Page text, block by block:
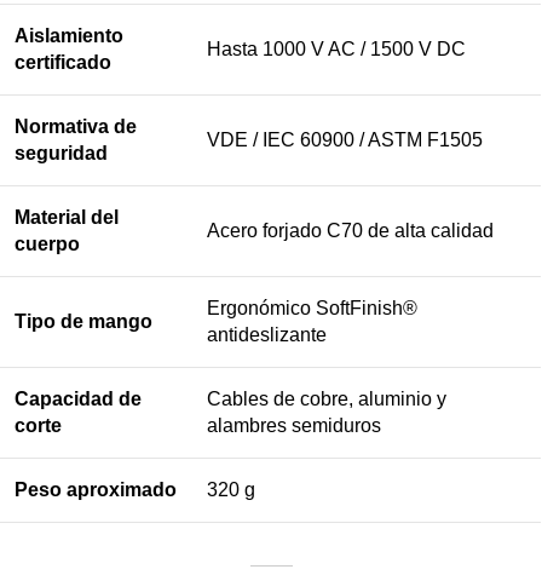
Aislamiento
certificado
Hasta 1000 V AC / 1500 V DC
Normativa de
seguridad
VDE / IEC 60900 / ASTM F1505
Material del
cuerpo
Acero forjado C70 de alta calidad
Tipo de mango
Ergonómico SoftFinish®
antideslizante
Capacidad de
corte
Cables de cobre, aluminio y
alambres semiduros
Peso aproximado 320 g